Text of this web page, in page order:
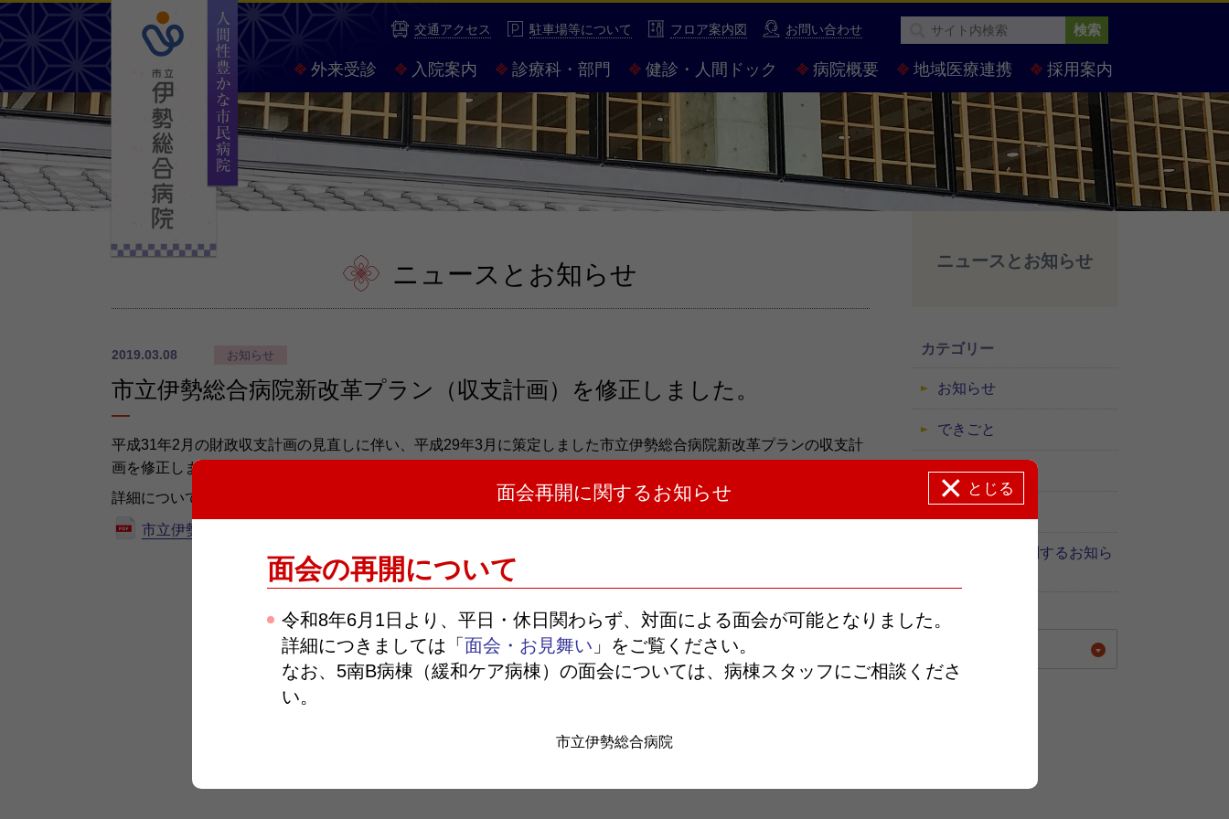
面会再開に関するお知らせ とじる
面会の再開について
令和8年6月1日より、平日・休日関わらず、対面による面会が可能となりました。
詳細につきましては「面会・お見舞い 」をご覧ください。
なお、5南B病棟（緩和ケア病棟）の面会については、病棟スタッフにご相談くださ
い。
市立伊勢総合病院
人間性豊かな市民病院 市立伊勢総合病院
外来受診 入院案内 診療科・部門 健診・人間ドック 病院概要 地域医療連携 採用案内
交通アクセス 駐車場等について フロア案内図 お問い合わせ 検索
ニュースとお知らせ
2019.03.08 お知らせ
市立伊勢総合病院新改革プラン（収支計画）を修正しました。
平成31年2月の財政収支計画の見直しに伴い、平成29年3月に策定しました市立伊勢総合病院新改革プランの収支計
画を修正しましたのでお知らせします。
詳細については下記のリンクよりご覧ください。
市立伊勢総合病院新改革プラン（収支計画）
お知らせ一覧へ戻る
ニュースとお知らせ
カテゴリー
お知らせ
できごと
採用関連
感染症対策に関するお知ら